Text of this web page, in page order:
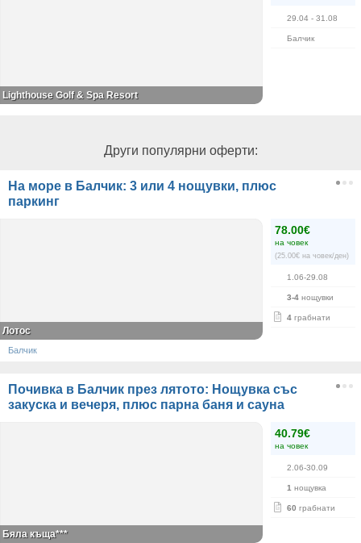
29.04 - 31.08
Балчик
Lighthouse Golf & Spa Resort
Други популярни оферти:
На море в Балчик: 3 или 4 нощувки, плюс
паркинг
78.00€
на човек
(25.00€ на човек/ден)
1.06-29.08
3-4 нощувки
4 грабнати
Лотос
Балчик
Почивка в Балчик през лятото: Нощувка със
закуска и вечеря, плюс парна баня и сауна
40.79€
на човек
2.06-30.09
1 нощувка
60 грабнати
Бяла къща***